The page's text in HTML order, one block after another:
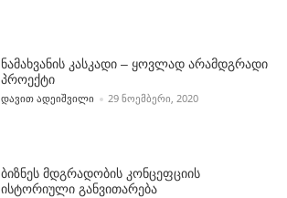
ნამახვანის კასკადი – ყოვლად არამდგრადი
პროექტი
POSTED BY
ᲓᲐᲕᲘᲗ ᲐᲓᲔᲘᲨᲕᲘᲚᲘ 29 ᲜᲝᲔᲛᲑᲔᲠᲘ, 2020
ბიზნეს მდგრადობის კონცეფციის
ისტორიული განვითარება